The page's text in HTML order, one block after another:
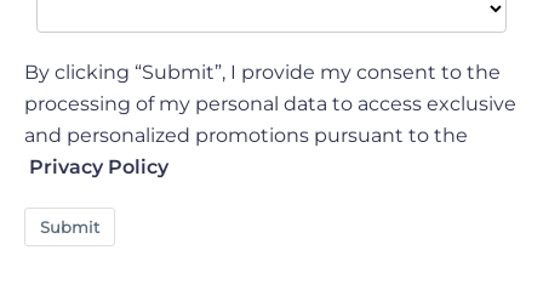
By clicking “Submit”, I provide my consent to the
processing of my personal data to access exclusive
and personalized promotions pursuant to the
Privacy Policy
Submit